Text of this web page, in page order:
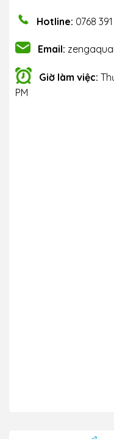
Hotline: 0768 391
Email:
Giờ làm việc:
PM